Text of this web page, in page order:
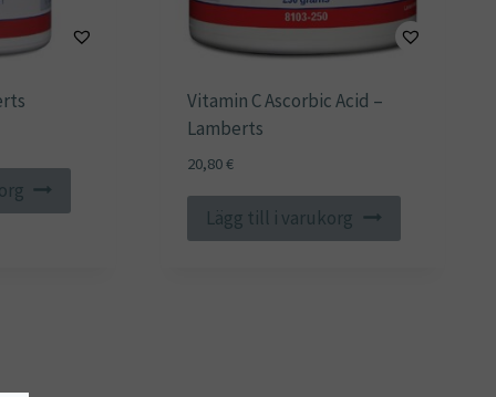
Vitamin C Ascorbic Acid –
Lamberts
20,80€
Lägg till i varukorg